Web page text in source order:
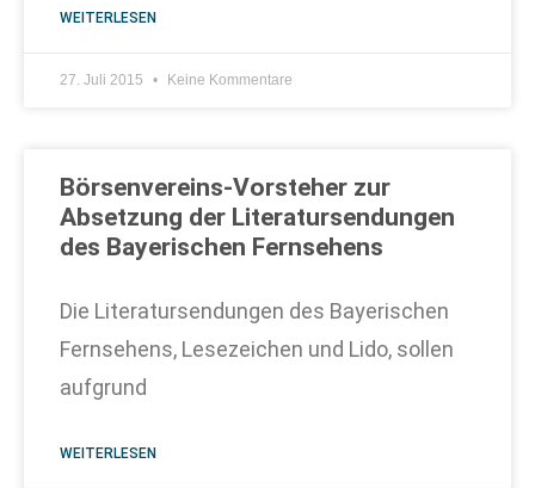
WEITERLESEN
27. Juli 2015 Keine Kommentare
Börsenvereins-Vorsteher zur
Absetzung der Literatursendungen
des Bayerischen Fernsehens
Die Literatursendungen des Bayerischen
Fernsehens, Lesezeichen und Lido, sollen
aufgrund
WEITERLESEN